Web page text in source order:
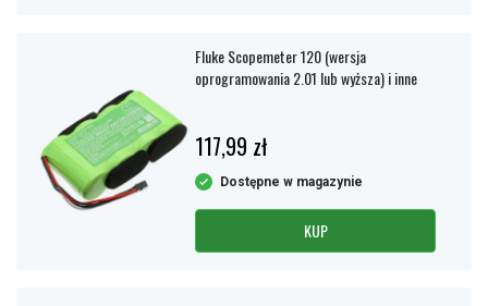
Fluke Scopemeter 120 (wersja
oprogramowania 2.01 lub wyższa) i inne
117,99 zł
Dostępne w magazynie
KUP